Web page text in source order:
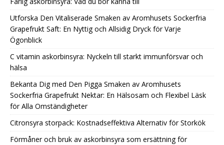
Utforska Den Vitaliserade Smaken av Aromhusets Sockerfria
Grapefrukt Saft: En Nyttig och Allsidig Dryck för Varje
Ögonblick
C vitamin askorbinsyra: Nyckeln till starkt immunförsvar och
hälsa
Bekanta Dig med Den Pigga Smaken av Aromhusets
Sockerfria Grapefrukt Nektar: En Hälsosam och Flexibel Läsk
för Alla Omständigheter
Citronsyra storpack: Kostnadseffektiva Alternativ för Storkök
Förmåner och bruk av askorbinsyra som ersättning för